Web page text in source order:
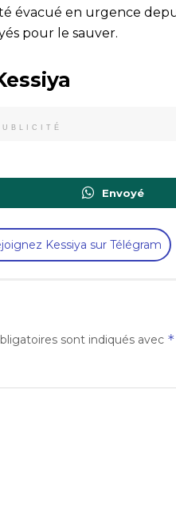
évacué en urgence
pour le sauver.
Envoyé
Kessiya sur Télégram
sont indiqués avec *